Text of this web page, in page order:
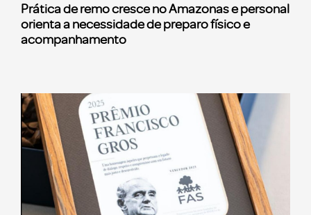
Prática de remo cresce no Amazonas e personal
orienta a necessidade de preparo físico e
acompanhamento